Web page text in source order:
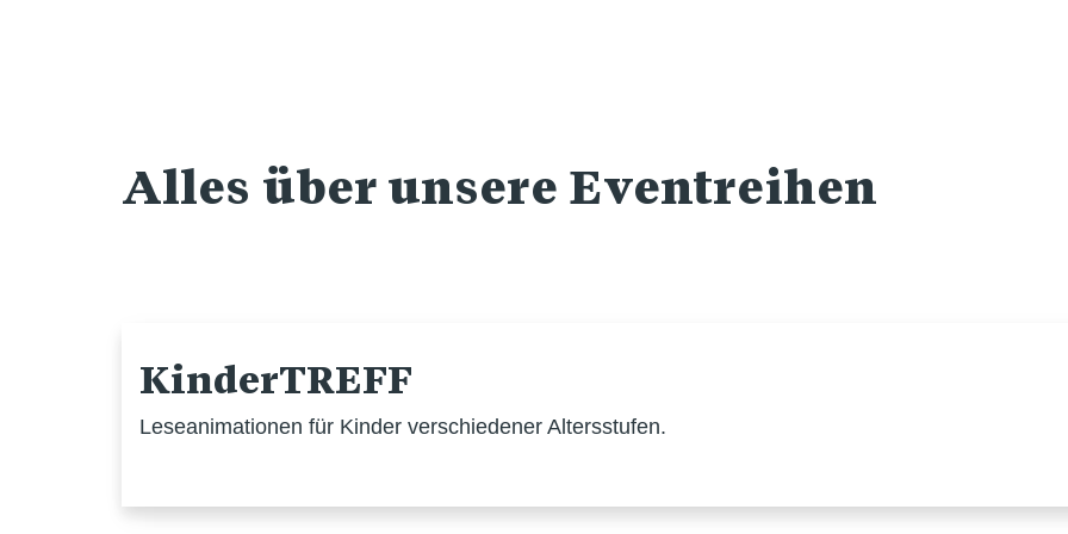
Alles über unsere Eventreihen
KinderTREFF
Leseanimationen für Kinder verschiedener Altersstufen.